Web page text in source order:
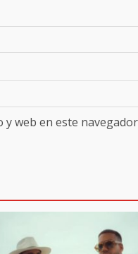
web en este